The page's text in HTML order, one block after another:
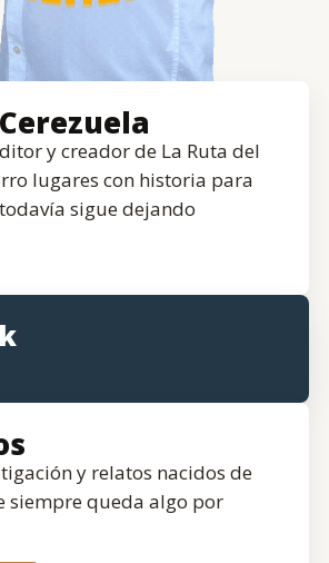
y creador de La Ruta del
lugares con historia para
sigue dejando
y relatos nacidos de
siempre queda algo por